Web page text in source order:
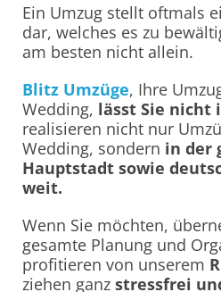
Ein Umzug stellt oftmals
dar, welches es zu
am besten nicht allein.
Blitz Umzüge, Ihre
Wedding, lässt Sie nicht
realisieren nicht nur
Wedding, sondern in der
Hauptstadt sowie
weit.
Wenn Sie möchten,
gesamte Planung und
profitieren von unserem
ziehen ganz stressfrei